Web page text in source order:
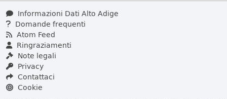
Informazioni Dati Alto Adige
Domande frequenti
Atom Feed
Ringraziamenti
Note legali
Privacy
Contattaci
Cookie